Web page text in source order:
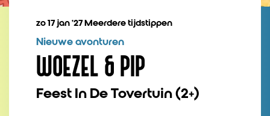
WOEZEL & PIP
Feest In De Tovertuin (2+)
Nieuwe avonturen
zo 17 jan ’27Meerdere tijdstippen